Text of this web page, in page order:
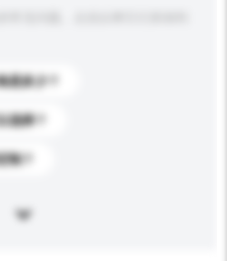
是多少？
选择？
制？